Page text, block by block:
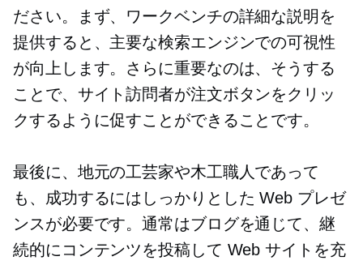
ださい。まず、ワークベンチの詳細な説明を
提供すると、主要な検索エンジンでの可視性
が向上します。さらに重要なのは、そうする
ことで、サイト訪問者が注文ボタンをクリッ
クするように促すことができることです。
最後に、地元の工芸家や木工職人であって
も、成功するにはしっかりとした Web プレゼ
ンスが必要です。通常はブログを通じて、継
続的にコンテンツを投稿して Web サイトを充